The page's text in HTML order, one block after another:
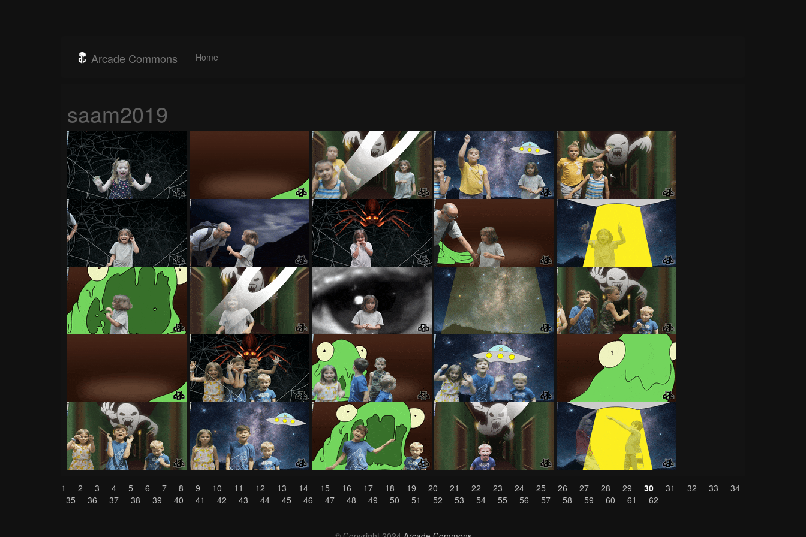
Arcade Commons Home
saam2019
1 2 3 4 5 6 7 8 9 10 11 12 13 14 15 16 17 18 19 20 21 22 23 24 25 26 27 28 29 30 31 32 33
34
35
36 37 38 39 40 41 42 43 44 45 46 47 48 49 50 51 52 53 54 55 56 57 58 59 60 61 62